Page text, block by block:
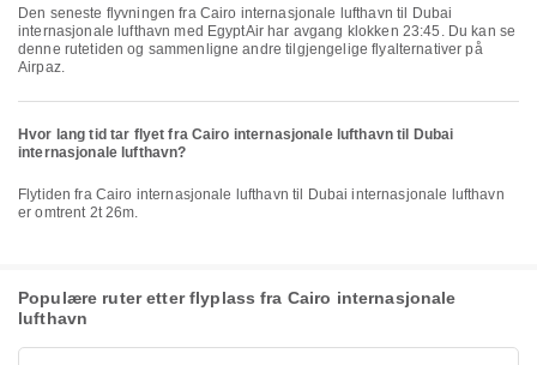
Den seneste flyvningen fra Cairo internasjonale lufthavn til Dubai
internasjonale lufthavn med EgyptAir har avgang klokken 23:45. Du kan se
denne rutetiden og sammenligne andre tilgjengelige flyalternativer på
Airpaz.
Hvor lang tid tar flyet fra Cairo internasjonale lufthavn til Dubai
internasjonale lufthavn?
Flytiden fra Cairo internasjonale lufthavn til Dubai internasjonale lufthavn
er omtrent 2t 26m.
Populære ruter etter flyplass fra Cairo internasjonale
lufthavn